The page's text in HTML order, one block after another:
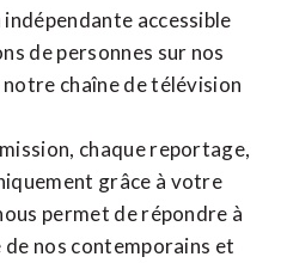
accessible
de personnes sur nos
notre chaîne de télévision
chaque reportage,
grâce à votre
permet de répondre à
nos contemporains et